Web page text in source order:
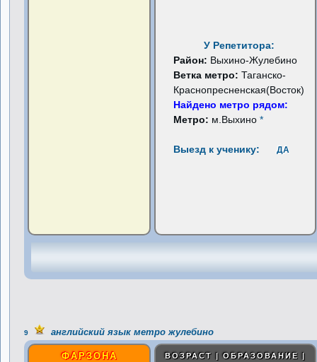
У Репетитора:
Район: Выхино-Жулебино
Ветка метро:Таганско-
Краснопресненская(Восток)
Найдено метро рядом:
Метро: м.Выхино*
Выезд к ученику: ДА
9 английский язык метро жулебино
ФАРЗОНА
ВОЗРАСТ | ОБРАЗОВАНИЕ |